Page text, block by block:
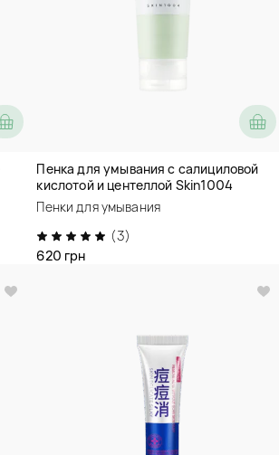
Пенка для умывания с салициловой
кислотой и центеллой Skin1004
Madagascar Centella Tea-Trica BHA Foam
Пенки для умывания
(3)
620 грн